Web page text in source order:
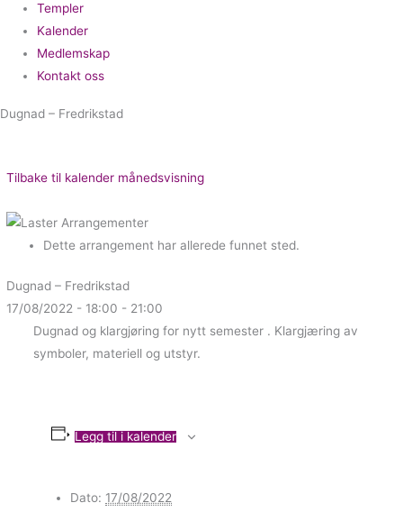
Templer
Kalender
Medlemskap
Kontakt oss
Dugnad – Fredrikstad
Tilbake til kalender månedsvisning
Dette arrangement har allerede funnet sted.
Dugnad – Fredrikstad
17/08/2022 - 18:00 - 21:00
Dugnad og klargjøring for nytt semester . Klargjæring av
symboler, materiell og utstyr.
Legg til i kalender
Dato: 17/08/2022